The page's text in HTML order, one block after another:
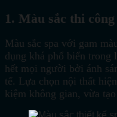
1. Màu sắc thi công
Màu sắc spa với gam
dụng khá phổ biển
hết mọi người bởi ánh
tế. Lựa chọn nội thất
kiệm không gian, vừa